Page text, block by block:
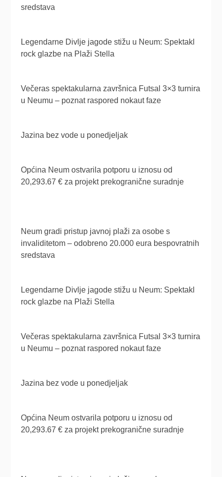
sredstava
Legendarne Divlje jagode stižu u Neum: Spektakl
rock glazbe na Plaži Stella
Večeras spektakularna završnica Futsal 3×3 turnira
u Neumu – poznat raspored nokaut faze
Jazina bez vode u ponedjeljak
Općina Neum ostvarila potporu u iznosu od
20,293.67 € za projekt prekogranične suradnje
Neum gradi pristup javnoj plaži za osobe s
invaliditetom – odobreno 20.000 eura bespovratnih
sredstava
Legendarne Divlje jagode stižu u Neum: Spektakl
rock glazbe na Plaži Stella
Večeras spektakularna završnica Futsal 3×3 turnira
u Neumu – poznat raspored nokaut faze
Jazina bez vode u ponedjeljak
Općina Neum ostvarila potporu u iznosu od
20,293.67 € za projekt prekogranične suradnje